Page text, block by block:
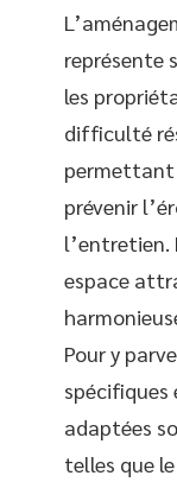
représente
les
difficulté
permettant
prévenir
l’entretien.
espace
Pour y
spécifiques
adaptées
telles que